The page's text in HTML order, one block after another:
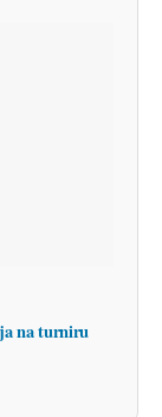
na turniru